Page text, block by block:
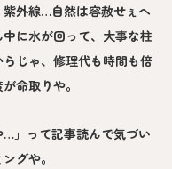
紫外線…自然は容赦せぇへ
に水が回って、大事な柱
じゃ、修理代も時間も倍
命取りや。
…」って記事読んで気づい
グや。